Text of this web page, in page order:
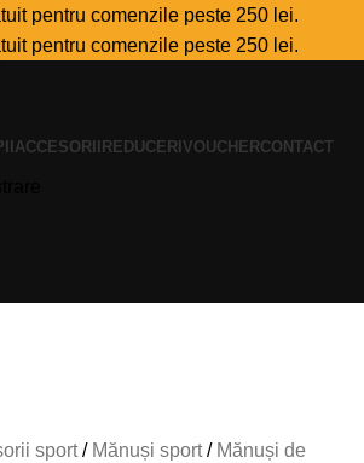
pentru comenzile peste 250 lei.
pentru comenzile peste 250 lei.
ACCESORII REDUCERI VOUCHERCONTACT
sport Mănuși sport
Mănuși de